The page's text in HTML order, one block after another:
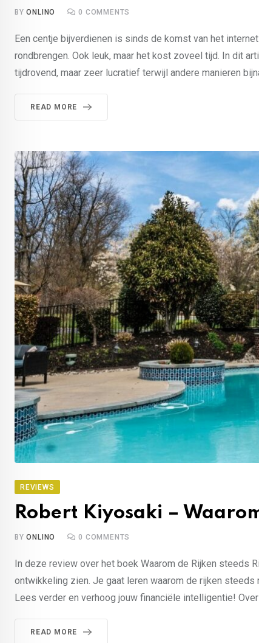
BYONLINO 0 COMMENTS
Een centje bijverdienen is sinds de komst van het
rondbrengen. Ook leuk, maar het kost zoveel tijd. In dit
tijdrovend, maar zeer lucratief terwijl andere manieren
READ MORE
REVIEWS
Robert Kiyosaki –
BYONLINO 0 COMMENTS
In deze review over het boek Waarom de Rijken steeds
ontwikkeling zien. Je gaat leren waarom de rijken
Lees verder en verhoog jouw financiële intelligentie! Over
READ MORE